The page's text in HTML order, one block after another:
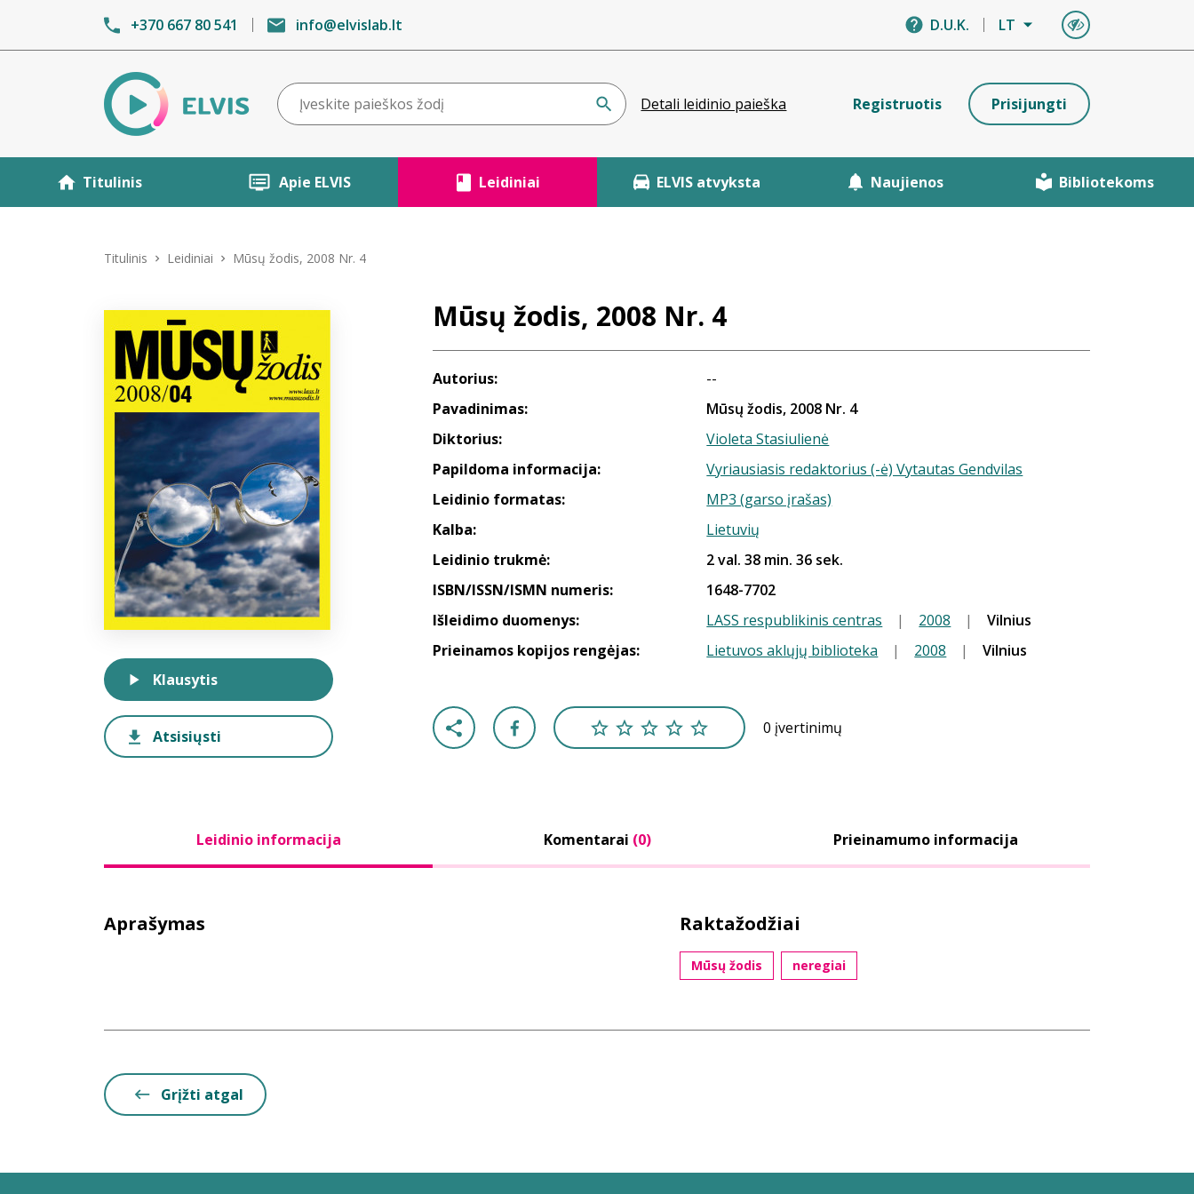
+370 667 80 541 info@elvislab.lt D.U.K. LT
Detali leidinio paieška Registruotis Prisijungti
Titulinis Apie ELVIS Leidiniai ELVIS atvyksta Naujienos Bibliotekoms
Titulinis Leidiniai Mūsų žodis, 2008 Nr. 4
Mūsų žodis, 2008 Nr. 4
Autorius:
--
Pavadinimas:
Mūsų žodis, 2008 Nr. 4
Diktorius:
Violeta Stasiulienė
Papildoma informacija:
Vyriausiasis redaktorius (-ė) Vytautas Gendvilas
Leidinio formatas:
MP3 (garso įrašas)
Kalba:
Lietuvių
Leidinio trukmė:
2 val. 38 min. 36 sek.
ISBN/ISSN/ISMN numeris:
1648-7702
Išleidimo duomenys:
LASS respublikinis centras | 2008 |
Vilnius
Prieinamos kopijos rengėjas:
Lietuvos aklųjų biblioteka | 2008 | Vilnius
0 įvertinimų
Klausytis
Atsisiųsti
Leidinio informacija Komentarai (0) Prieinamumo informacija
Aprašymas Raktažodžiai
Mūsų žodis neregiai
Grįžti atgal